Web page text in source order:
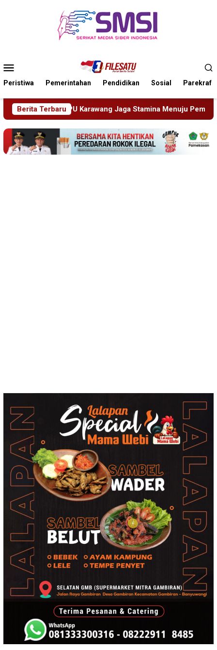
Mobile
Peristiwa Pemerintahan Pendidikan Sosial Parekraf
Berita Terbaru
Jaga Stamina Menuju Pemilu 2029 Perkenalkan